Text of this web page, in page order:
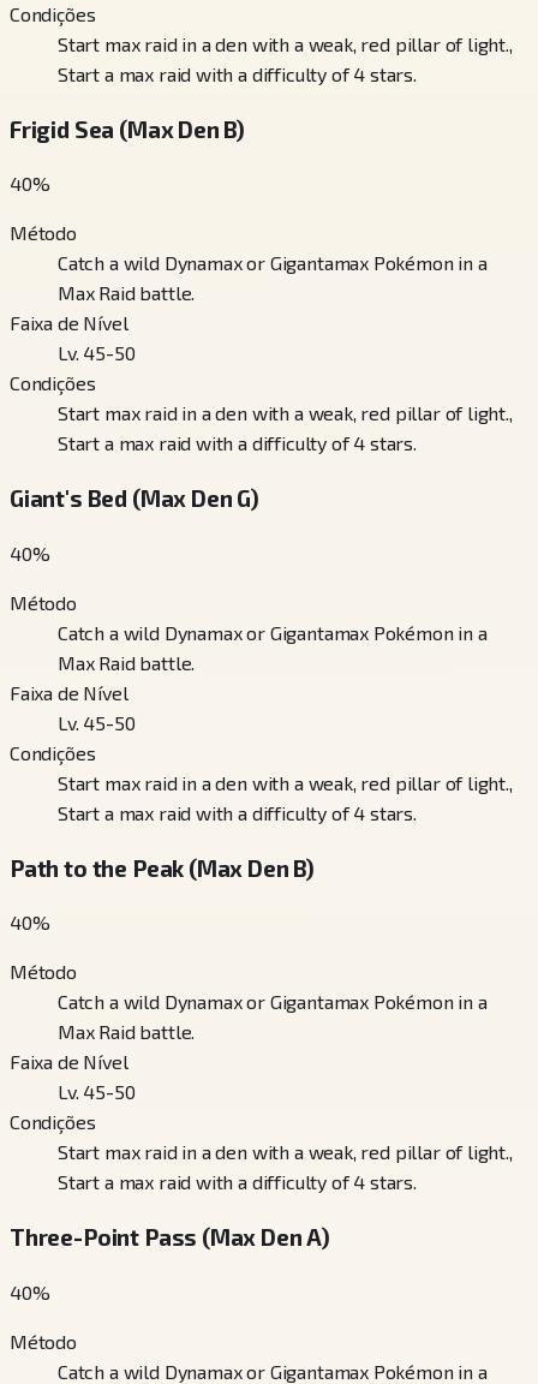
Condições
Start max raid in a den with a weak, red pillar of light.,
Start a max raid with a difficulty of 4 stars.
Frigid Sea (Max Den B)
40%
Método
Catch a wild Dynamax or Gigantamax Pokémon in a
Max Raid battle.
Faixa de Nível
Lv. 45-50
Condições
Start max raid in a den with a weak, red pillar of light.,
Start a max raid with a difficulty of 4 stars.
Giant's Bed (Max Den G)
40%
Método
Catch a wild Dynamax or Gigantamax Pokémon in a
Max Raid battle.
Faixa de Nível
Lv. 45-50
Condições
Start max raid in a den with a weak, red pillar of light.,
Start a max raid with a difficulty of 4 stars.
Path to the Peak (Max Den B)
40%
Método
Catch a wild Dynamax or Gigantamax Pokémon in a
Max Raid battle.
Faixa de Nível
Lv. 45-50
Condições
Start max raid in a den with a weak, red pillar of light.,
Start a max raid with a difficulty of 4 stars.
Three-Point Pass (Max Den A)
40%
Método
Catch a wild Dynamax or Gigantamax Pokémon in a